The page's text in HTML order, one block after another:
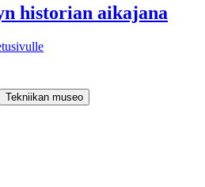
historian aikajana
Tekniikan museo